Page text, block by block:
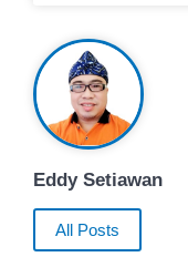
Eddy Setiawan
All Posts